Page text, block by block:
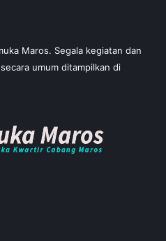
Maros. Segala kegiatan dan
umum ditampilkan di